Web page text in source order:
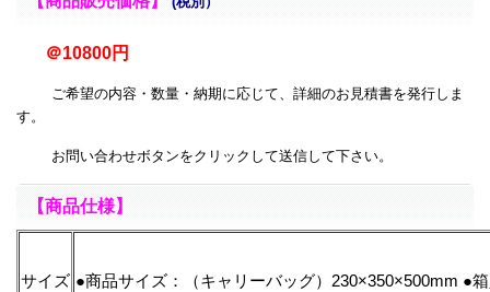
＠10800円
ご希望の内容・数量・納期に応じて、詳細のお見積書を発行しま
す。
お問い合わせボタンをクリックして送信して下さい。
【商品仕様】
サイズ ●商品サイズ：（キャリーバッグ）230×350×500mm